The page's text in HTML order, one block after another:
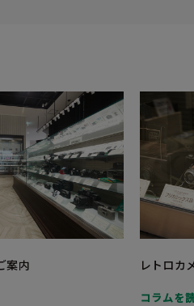
案内 レトロカ
コラムを